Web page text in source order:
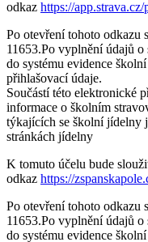
odkaz https://
Po otevření tohoto odkazu
11653.Po vyplnění údajů
do systému evidence
přihlašovací údaje.
Součástí této elektronické
informace o školním
týkajících se školní jídelny
stránkách jídelny
K tomuto účelu bude
odkaz https://
Po otevření tohoto odkazu
11653.Po vyplnění údajů
do systému evidence